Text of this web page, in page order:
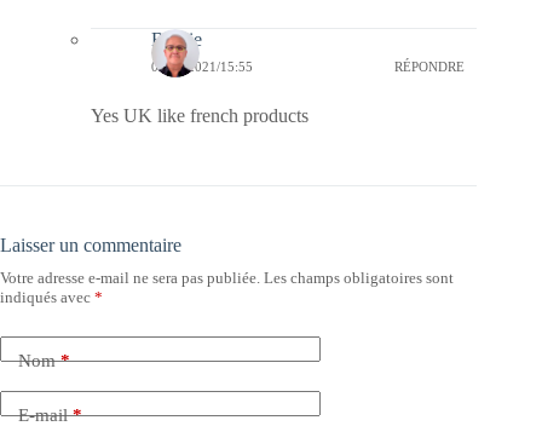
Bernie
01/11/2021/15:55 RÉPONDRE
Yes UK like french products
Laisser un commentaire
Votre adresse e-mail ne sera pas publiée. Les champs obligatoires sont
indiqués avec *
Nom*
E-mail*